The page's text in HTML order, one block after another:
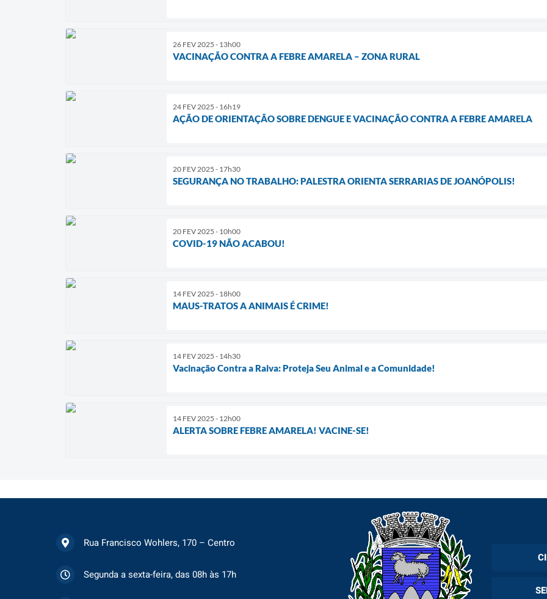
26 FEV 2025 - 13h00
VACINAÇÃO CONTRA A FEBRE AMARELA – ZONA RURAL
24 FEV 2025 - 16h19
AÇÃO DE ORIENTAÇÃO SOBRE DENGUE E VACINAÇÃO CONTRA A FEBRE AMARELA
20 FEV 2025 - 17h30
SEGURANÇA NO TRABALHO: PALESTRA ORIENTA SERRARIAS DE JOANÓPOLIS!
20 FEV 2025 - 10h00
COVID-19 NÃO ACABOU!
14 FEV 2025 - 18h00
MAUS-TRATOS A ANIMAIS É CRIME!
14 FEV 2025 - 14h30
Vacinação Contra a Raiva: Proteja Seu Animal e a Comunidade!
14 FEV 2025 - 12h00
ALERTA SOBRE FEBRE AMARELA! VACINE-SE!
Rua Francisco Wohlers, 170 – Centro
Segunda a sexta-feira, das 08h às 17h